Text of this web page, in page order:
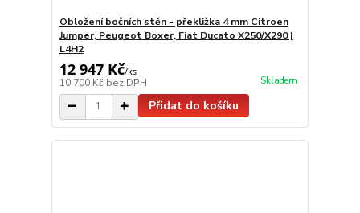
Obložení bočních stěn - překližka 4 mm Citroen
Jumper, Peugeot Boxer, Fiat Ducato X250/X290 |
L4H2
12 947 Kč/ks
10 700 Kč bez DPH Skladem
Přidat do košíku